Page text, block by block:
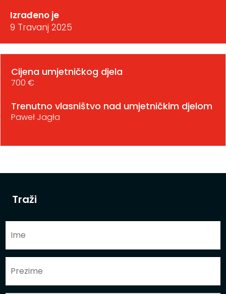
Traži
Izrađeno je
9 Travanj 2025
Cijena umjetničkog djela
700 €
Trenutno vlasništvo nad umjetničkim djelom
Paweł Jagła